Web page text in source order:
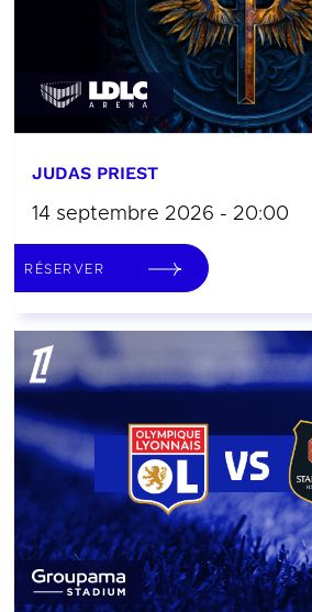
JUDAS PRIEST
14 septembre 2026 - 20:00
RÉSERVER